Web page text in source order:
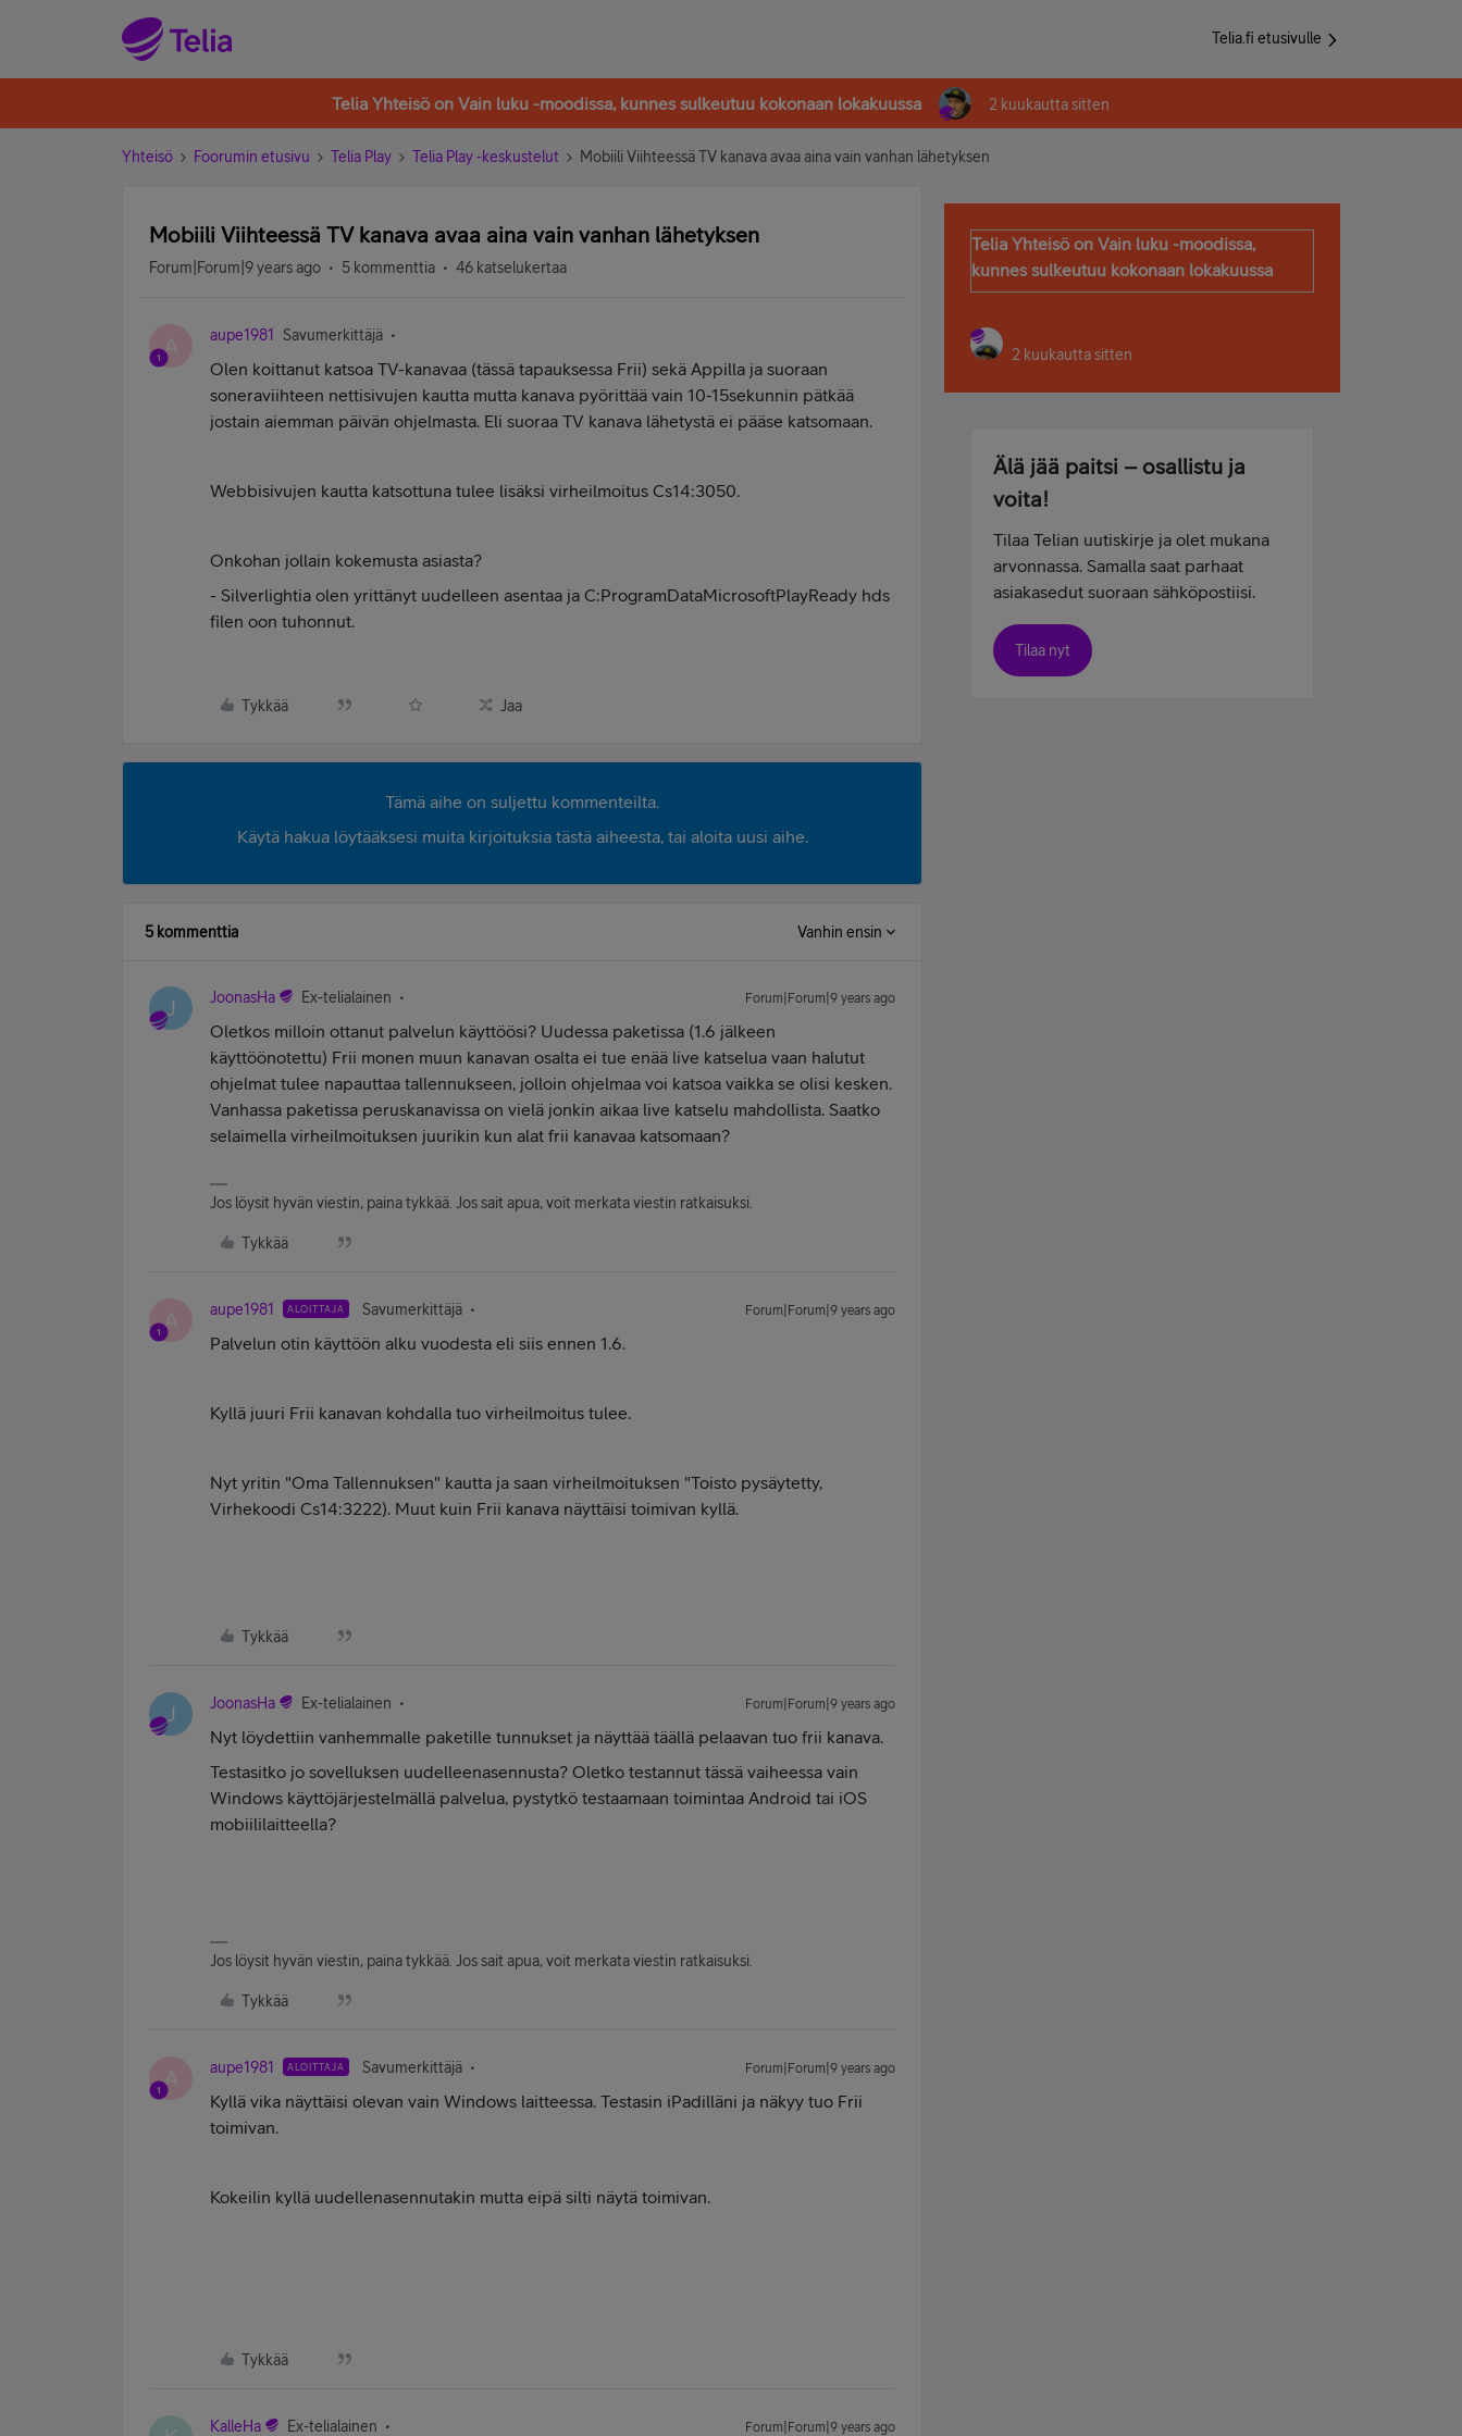
Telia.fi etusivulle
Telia Yhteisö on Vain luku -moodissa, kunnes sulkeutuu kokonaan lokakuussa 2 kuukautta sitten
Yhteisö Foorumin etusivu Telia Play Telia Play -keskustelut Mobiili Viihteessä TV kanava avaa aina vain vanhan lähetyksen
Mobiili Viihteessä TV kanava avaa aina vain vanhan lähetyksen
Forum|Forum|9 years ago 5 kommenttia 46 katselukertaa
A aupe1981 Savumerkittäjä
Olen koittanut katsoa TV-kanavaa (tässä tapauksessa Frii) sekä Appilla ja suoraan
soneraviihteen nettisivujen kautta mutta kanava pyörittää vain 10-15sekunnin pätkää
jostain aiemman päivän ohjelmasta. Eli suoraa TV kanava lähetystä ei pääse katsomaan.
Webbisivujen kautta katsottuna tulee lisäksi virheilmoitus Cs14:3050.
Onkohan jollain kokemusta asiasta?
- Silverlightia olen yrittänyt uudelleen asentaa ja C:ProgramDataMicrosoftPlayReady hds
filen oon tuhonnut.
Tykkää Jaa
Tämä aihe on suljettu kommenteilta.
Käytä hakua löytääksesi muita kirjoituksia tästä aiheesta, tai aloita uusi aihe.
5 kommenttia Vanhin ensin
J JoonasHa Ex-telialainen Forum|Forum|9 years ago
Oletkos milloin ottanut palvelun käyttöösi? Uudessa paketissa (1.6 jälkeen
käyttöönotettu) Frii monen muun kanavan osalta ei tue enää live katselua vaan halutut
ohjelmat tulee napauttaa tallennukseen, jolloin ohjelmaa voi katsoa vaikka se olisi kesken.
Vanhassa paketissa peruskanavissa on vielä jonkin aikaa live katselu mahdollista. Saatko
selaimella virheilmoituksen juurikin kun alat frii kanavaa katsomaan?
Jos löysit hyvän viestin, paina tykkää. Jos sait apua, voit merkata viestin ratkaisuksi.
Tykkää
A aupe1981 ALOITTAJA Savumerkittäjä Forum|Forum|9 years ago
Palvelun otin käyttöön alku vuodesta eli siis ennen 1.6.
Kyllä juuri Frii kanavan kohdalla tuo virheilmoitus tulee.
Nyt yritin "Oma Tallennuksen" kautta ja saan virheilmoituksen "Toisto pysäytetty,
Virhekoodi Cs14:3222). Muut kuin Frii kanava näyttäisi toimivan kyllä.
Tykkää
J JoonasHa Ex-telialainen Forum|Forum|9 years ago
Nyt löydettiin vanhemmalle paketille tunnukset ja näyttää täällä pelaavan tuo frii kanava.
Testasitko jo sovelluksen uudelleenasennusta? Oletko testannut tässä vaiheessa vain
Windows käyttöjärjestelmällä palvelua, pystytkö testaamaan toimintaa Android tai iOS
mobiililaitteella?
Jos löysit hyvän viestin, paina tykkää. Jos sait apua, voit merkata viestin ratkaisuksi.
Tykkää
A aupe1981 ALOITTAJA Savumerkittäjä Forum|Forum|9 years ago
Kyllä vika näyttäisi olevan vain Windows laitteessa. Testasin iPadilläni ja näkyy tuo Frii
toimivan.
Kokeilin kyllä uudellenasennutakin mutta eipä silti näytä toimivan.
Tykkää
KalleHa Ex-telialainen Forum|Forum|9 years ago
Telia Yhteisö on Vain luku -moodissa,
kunnes sulkeutuu kokonaan lokakuussa
2 kuukautta sitten
Älä jää paitsi – osallistu ja
voita!
Tilaa Telian uutiskirje ja olet mukana
arvonnassa. Samalla saat parhaat
asiakasedut suoraan sähköpostiisi.
Tilaa nyt